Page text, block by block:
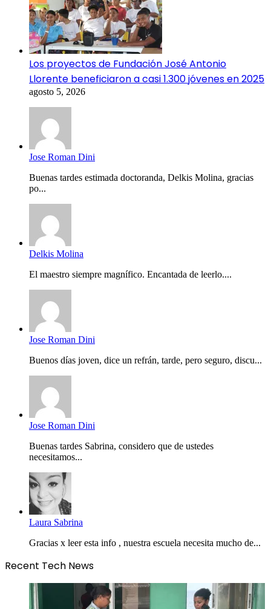
Los proyectos de Fundación José Antonio
Llorente beneficiaron a casi 1.300 jóvenes en 2025
agosto 5, 2026
Jose Roman Dini
Buenas tardes estimada doctoranda, Delkis Molina, gracias
po...
Delkis Molina
El maestro siempre magnífico. Encantada de leerlo....
Jose Roman Dini
Buenos días joven, dice un refrán, tarde, pero seguro, discu...
Jose Roman Dini
Buenas tardes Sabrina, considero que de ustedes
necesitamos...
Laura Sabrina
Gracias x leer esta info , nuestra escuela necesita mucho de...
Recent Tech News